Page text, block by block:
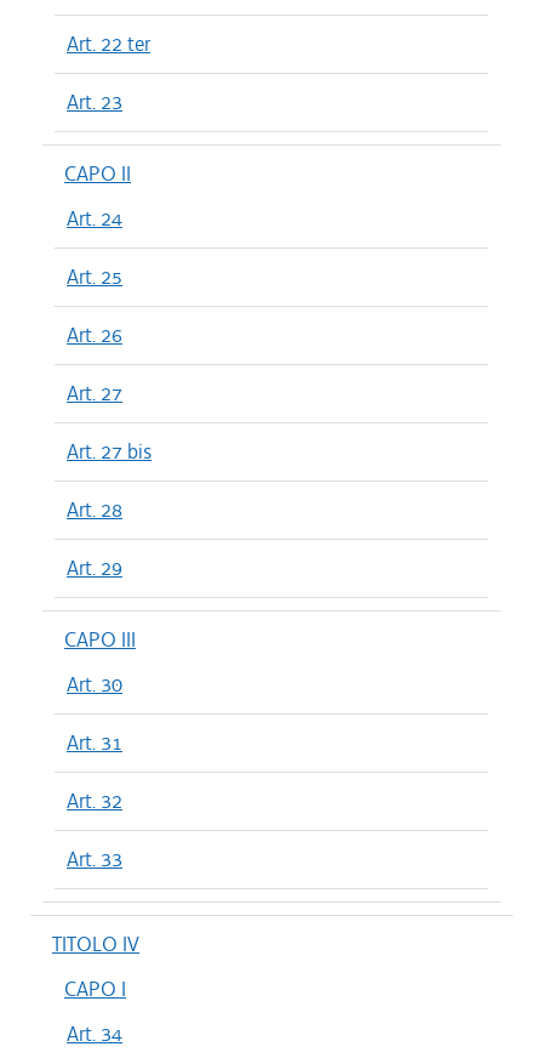
Art. 22 ter
Art. 23
CAPO II
Art. 24
Art. 25
Art. 26
Art. 27
Art. 27 bis
Art. 28
Art. 29
CAPO III
Art. 30
Art. 31
Art. 32
Art. 33
TITOLO IV
CAPO I
Art. 34